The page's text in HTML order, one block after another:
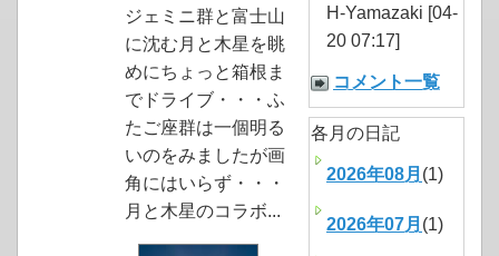
ジェミニ群と富士山
に沈む月と木星を眺
めにちょっと箱根ま
でドライブ・・・ふ
たご座群は一個明る
いのをみましたが画
角にはいらず・・・
月と木星のコラボ...
H-Yamazaki [04-
20 07:17]
コメント一覧
各月の日記
2026年08月 (1)
2026年07月 (1)